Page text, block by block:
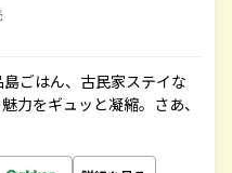
ごはん、古民家ステイな
力をギュッと凝縮。さあ、